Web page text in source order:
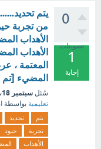
0
تصويتات
1
إجابة
يتم
من تجربة
الأهداب
الأهداب
المعتمة ،
المضيء [تم
سُئل سبتمبر 18، 2025
تعليمية بواسطة
يتم تحديد
تجربة
حيود
الأهداب